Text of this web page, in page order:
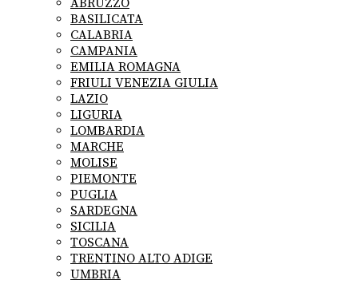
menu
ABRUZZO
BASILICATA
CALABRIA
CAMPANIA
EMILIA ROMAGNA
FRIULI VENEZIA GIULIA
LAZIO
LIGURIA
LOMBARDIA
MARCHE
MOLISE
PIEMONTE
PUGLIA
SARDEGNA
SICILIA
TOSCANA
TRENTINO ALTO ADIGE
UMBRIA